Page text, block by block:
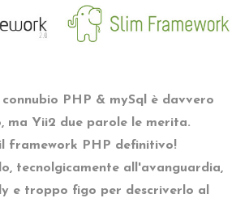
connubio PHP & mySql è davvero
ma Yii2 due parole le merita.
framework PHP definitivo!
tecnolgicamente all'avanguardia,
e troppo figo per descriverlo al